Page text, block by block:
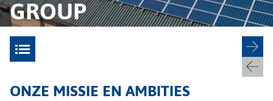
GROUP
ONZE MISSIE EN AMBITIES